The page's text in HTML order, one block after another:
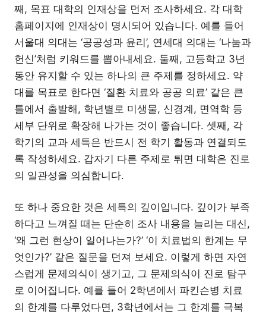
째, 목표 대학의 인재상을 먼저 조사하세요. 각 대학
홈페이지에 인재상이 명시되어 있습니다. 예를 들어
서울대 의대는 ‘공공성과 윤리’, 연세대 의대는 ‘나눔과
헌신’처럼 키워드를 뽑아내세요. 둘째, 고등학교 3년
동안 유지할 수 있는 하나의 큰 주제를 정하세요. 약
대를 목표로 한다면 ‘질환 치료와 공공 의료’ 같은 큰
틀에서 출발해, 학년별로 미생물, 신경계, 면역학 등
세부 단위로 확장해 나가는 것이 좋습니다. 셋째, 각
학기의 교과 세특은 반드시 전 학기 활동과 연결되도
록 작성하세요. 갑자기 다른 주제로 튀면 대학은 진로
의 일관성을 의심합니다.
또 하나 중요한 것은 세특의 깊이입니다. 깊이가 부족
하다고 느껴질 때는 단순히 조사 내용을 늘리는 대신,
‘왜 그런 현상이 일어나는가?’ ‘이 치료법의 한계는 무
엇인가?’ 같은 질문을 던져 보세요. 이렇게 하면 자연
스럽게 문제의식이 생기고, 그 문제의식이 진로 탐구
로 이어집니다. 예를 들어 2학년에서 파킨슨병 치료
의 한계를 다루었다면, 3학년에서는 그 한계를 극복